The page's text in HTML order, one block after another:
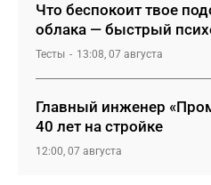
Что беспокоит твое
облака — быстрый
Тесты 13:08, 07 августа
Главный инженер
40 лет на стройке
12:00, 07 августа